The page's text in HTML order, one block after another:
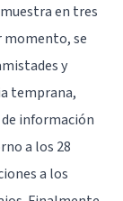
en tres
momento, se
y
temprana,
de información
a los 28
a los